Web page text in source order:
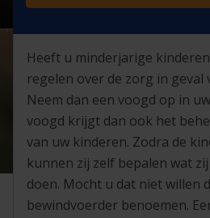
Heeft u minderjarige
regelen over de zorg in geval
Neem dan een voogd op in
voogd krijgt dan ook het
van uw kinderen. Zodra de
kunnen zij zelf bepalen wat
doen. Mocht u dat niet willen
bewindvoerder benoemen.